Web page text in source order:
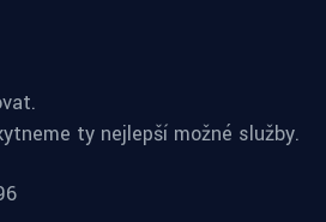
ty nejlepší možné služby.